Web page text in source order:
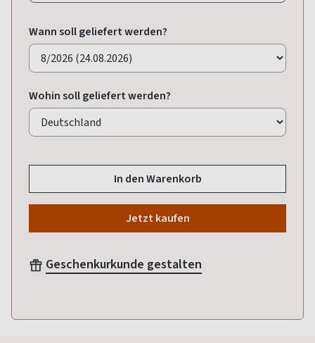
Wann soll geliefert werden?
Wohin soll geliefert werden?
In den Warenkorb
Jetzt kaufen
Geschenkurkunde gestalten